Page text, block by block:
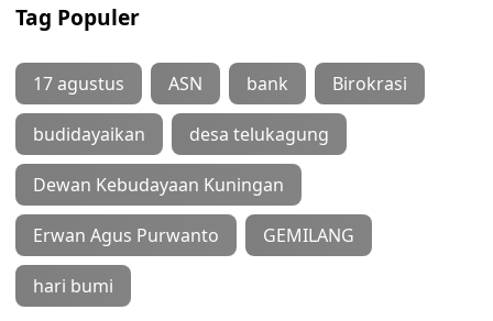
Tag Populer
17 agustus ASN bank Birokrasi
budidayaikan desa telukagung
Dewan Kebudayaan Kuningan
Erwan Agus Purwanto GEMILANG
hari bumi